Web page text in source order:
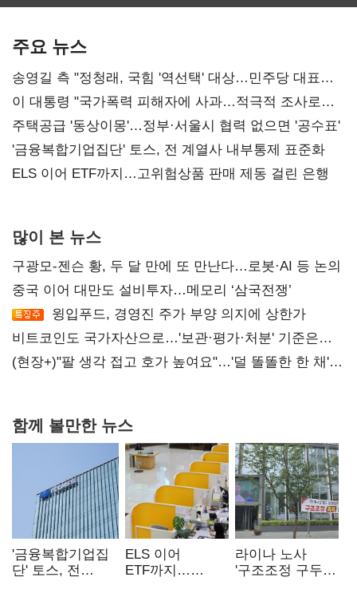
주요 뉴스
송영길 측 "정청래, 국힘 '역선택' 대상…민주당 대표로
총선 지휘 못해"
이 대통령 "국가폭력 피해자에 사과…적극적 조사로
진실 밝혀야"
주택공급 '동상이몽'…정부·서울시 협력 없으면 '공수표'
'금융복합기업집단' 토스, 전 계열사 내부통제 표준화
ELS 이어 ETF까지…고위험상품 판매 제동 걸린 은행
많이 본 뉴스
구광모-젠슨 황, 두 달 만에 또 만난다…로봇·AI 등 논의
중국 이어 대만도 설비투자…메모리 ‘삼국전쟁’
윙입푸드, 경영진 주가 부양 의지에 상한가
비트코인도 국가자산으로…'보관·평가·처분' 기준은
숙제
(현장+)"팔 생각 접고 호가 높여요"…'덜 똘똘한 한 채'
함께 볼만한 뉴스
'금융복합기업집
단' 토스, 전
ELS 이어
ETF까지…
라이나 노사
'구조조정 구두